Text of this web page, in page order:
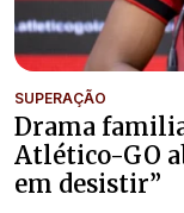
SUPERAÇÃO
Drama
Atlético-GO
em desistir”